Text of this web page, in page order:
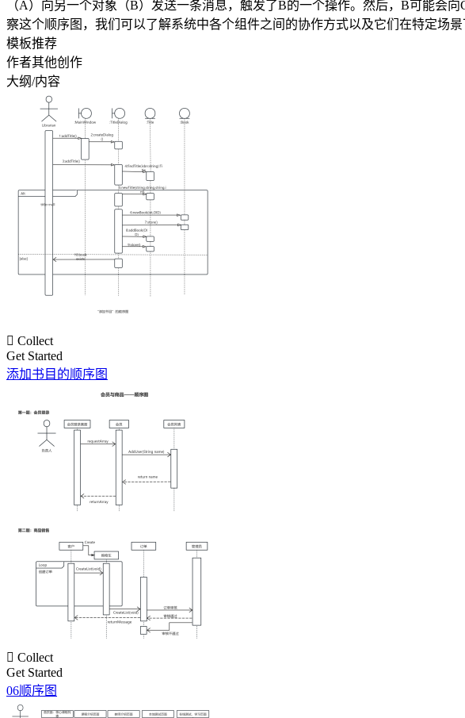
（A）向另一个对象（B）发送一条消息，触发了B的一个操作。然后，B可能会
察这个顺序图，我们可以了解系统中各个组件之间的协作方式以及它们在特定场景
模板推荐
作者其他创作
大纲/内容
 Collect
Get Started
添加书目的顺序图
 Collect
Get Started
06顺序图